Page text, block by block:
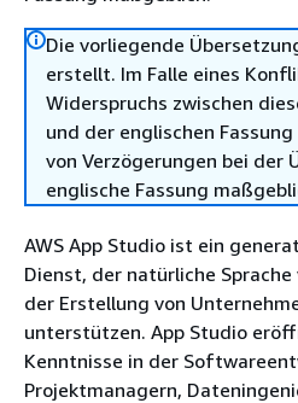
Die vorliegende
erstellt. Im Falle eines
Widerspruchs zwischen
und der englischen
von Verzögerungen bei der
englische Fassung
AWS App Studio ist ein
Dienst, der natürliche
der Erstellung von
unterstützen. App Studio
Kenntnisse in der
Projektmanagern,